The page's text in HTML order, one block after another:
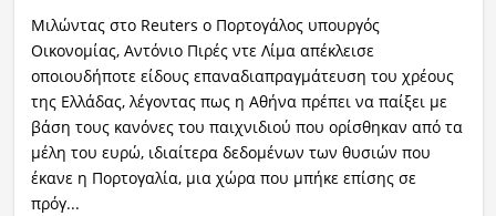
Μιλώντας στο Reuters ο Πορτογάλος υπουργός
Οικονομίας, Αντόνιο Πιρές ντε Λίμα απέκλεισε
οποιουδήποτε είδους επαναδιαπραγμάτευση του χρέους
της Ελλάδας, λέγοντας πως η Αθήνα πρέπει να παίξει με
βάση τους κανόνες του παιχνιδιού που ορίσθηκαν από τα
μέλη του ευρώ, ιδιαίτερα δεδομένων των θυσιών που
έκανε η Πορτογαλία, μια χώρα που μπήκε επίσης σε
πρόγ...